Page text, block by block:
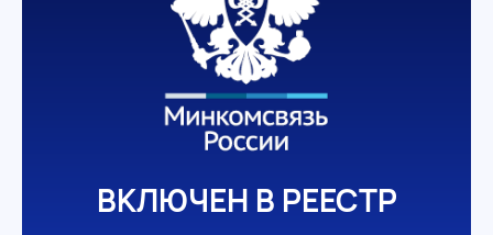
ВКЛЮЧЕН В РЕЕСТР